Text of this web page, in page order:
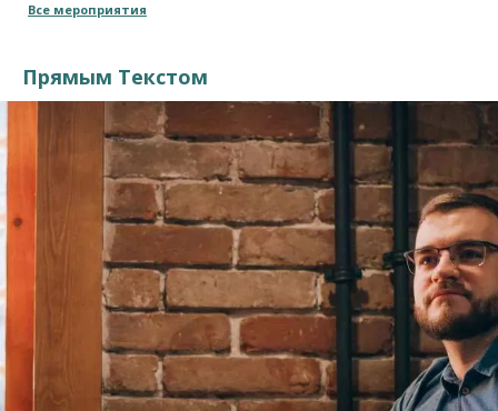
Все мероприятия
Прямым Текстом